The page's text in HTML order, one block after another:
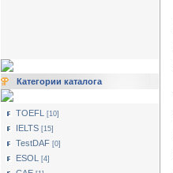
Категории каталога
TOEFL [10]
IELTS [15]
TestDAF [0]
ESOL [4]